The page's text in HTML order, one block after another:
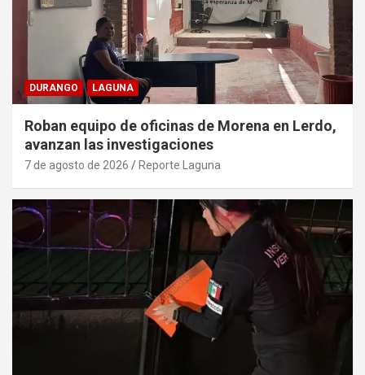
DURANGO LAGUNA
Roban equipo de oficinas de Morena en Lerdo,
avanzan las investigaciones
7 de agosto de 2026 Reporte Laguna